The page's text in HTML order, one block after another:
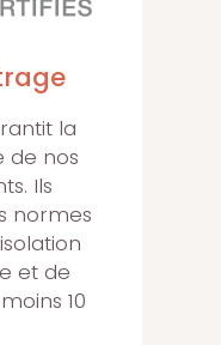
la
de nos
Ils
normes
et de
10